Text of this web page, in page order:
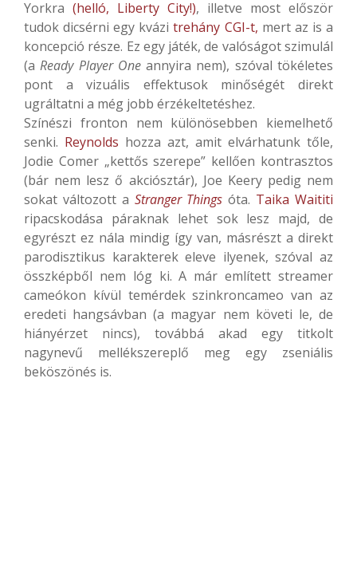
Yorkra (helló, Liberty City!), illetve most először
tudok dicsérni egy kvázitrehány CGI-t, mert az is a
koncepció része. Ez egy játék, de valóságot szimulál
(aReady Player Oneannyira nem), szóval tökéletes
pont a vizuális effektusok minőségét direkt
ugráltatni a még jobb érzékeltetéshez.
Színészi fronton nem különösebben kiemelhető
senki. Reynolds hozza azt, amit elvárhatunk tőle,
Jodie Comer „kettős szerepe” kellően kontrasztos
(bár nem lesz ő akciósztár), Joe Keery pedig nem
sokat változott a Stranger Things óta. Taika Waititi
ripacskodása páraknak lehet sok lesz majd, de
egyrészt ez nála mindig így van, másrészt a direkt
parodisztikus karakterek eleve ilyenek, szóval az
összképből nem lóg ki. A már említett streamer
cameókon kívül temérdek szinkroncameo van az
eredeti hangsávban (a magyar nem követi le, de
hiányérzet nincs), továbbá akad egy titkolt
nagynevű mellékszereplő meg egy zseniális
beköszönés is.